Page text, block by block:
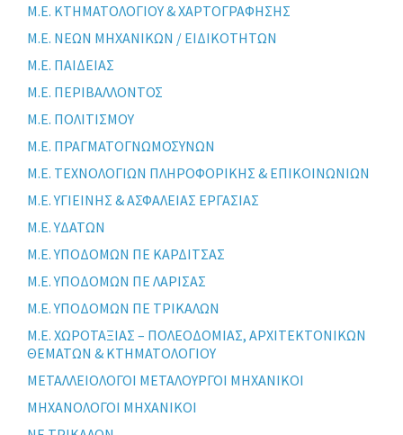
Μ.Ε. ΚΤΗΜΑΤΟΛΟΓΙΟΥ & ΧΑΡΤΟΓΡΑΦΗΣΗΣ
Μ.Ε. ΝΕΩΝ ΜΗΧΑΝΙΚΩΝ / ΕΙΔΙΚΟΤΗΤΩΝ
Μ.Ε. ΠΑΙΔΕΙΑΣ
Μ.Ε. ΠΕΡΙΒΑΛΛΟΝΤΟΣ
Μ.Ε. ΠΟΛΙΤΙΣΜΟΥ
Μ.Ε. ΠΡΑΓΜΑΤΟΓΝΩΜΟΣΥΝΩΝ
Μ.Ε. ΤΕΧΝΟΛΟΓΙΩΝ ΠΛΗΡΟΦΟΡΙΚΗΣ & ΕΠΙΚΟΙΝΩΝΙΩΝ
Μ.Ε. ΥΓΙΕΙΝΗΣ & ΑΣΦΑΛΕΙΑΣ ΕΡΓΑΣΙΑΣ
Μ.Ε. ΥΔΑΤΩΝ
Μ.Ε. ΥΠΟΔΟΜΩΝ ΠΕ ΚΑΡΔΙΤΣΑΣ
Μ.Ε. ΥΠΟΔΟΜΩΝ ΠΕ ΛΑΡΙΣΑΣ
Μ.Ε. ΥΠΟΔΟΜΩΝ ΠΕ ΤΡΙΚΑΛΩΝ
Μ.Ε. ΧΩΡΟΤΑΞΙΑΣ – ΠΟΛΕΟΔΟΜΙΑΣ, ΑΡΧΙΤΕΚΤΟΝΙΚΩΝ
ΘΕΜΑΤΩΝ & ΚΤΗΜΑΤΟΛΟΓΙΟΥ
ΜΕΤΑΛΛΕΙΟΛΟΓΟΙ ΜΕΤΑΛΟΥΡΓΟΙ ΜΗΧΑΝΙΚΟΙ
ΜΗΧΑΝΟΛΟΓΟΙ ΜΗΧΑΝΙΚΟΙ